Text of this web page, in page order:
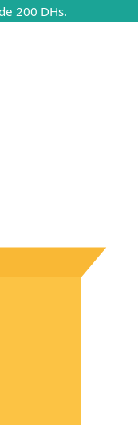
200 DHs.